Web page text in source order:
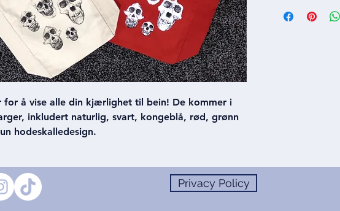
for å vise alle din kjærlighet til bein! De kommer i
inkludert naturlig, svart, kongeblå, rød, grønn
hodeskalledesign.
Privacy Policy